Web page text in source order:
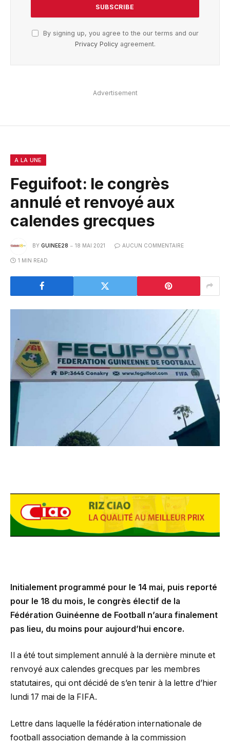
By signing up, you agree to the our terms and our
Privacy Policyagreement.
Advertisement
A LA UNE
Feguifoot: le congrès
annulé et renvoyé aux
calendes grecques
BY GUINEE28 18 MAI 2021 AUCUN COMMENTAIRE
1 MIN READ
Initialement programmé pour le 14 mai, puis reporté
pour le 18 du mois, le congrès électif de la
Fédération Guinéenne de Football n’aura finalement
pas lieu, du moins pour aujourd’hui encore.
Il a été tout simplement annulé à la dernière minute et
renvoyé aux calendes grecques par les membres
statutaires, qui ont décidé de s’en tenir à la lettre d’hier
lundi 17 mai de la FIFA.
Lettre dans laquelle la fédération internationale de
football association demande à la commission